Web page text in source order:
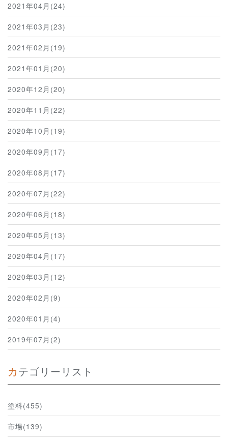
2021年04月(24)
2021年03月(23)
2021年02月(19)
2021年01月(20)
2020年12月(20)
2020年11月(22)
2020年10月(19)
2020年09月(17)
2020年08月(17)
2020年07月(22)
2020年06月(18)
2020年05月(13)
2020年04月(17)
2020年03月(12)
2020年02月(9)
2020年01月(4)
2019年07月(2)
カテゴリーリスト
塗料(455)
市場(139)